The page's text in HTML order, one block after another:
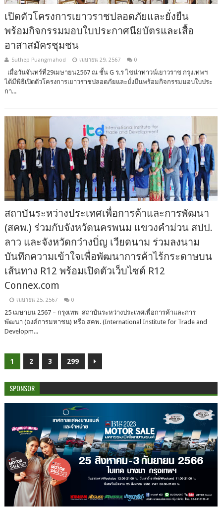
เปิดตัวโครงการเยาวราชปลอดภัยและยั่งยืน
พร้อมกิจกรรมมอบใบประกาศนียบัตรและเสื้อ
อาสาสมัครชุมชน
Suthep Puangmahod เมษายน 29, 2567 0
เมื่อวันจันทร์ที่29เมษายน2567 ณ ชั้น G ร.ร ไชน่าทาวน์เยาวราช กรุงเทพฯ
ได้มีพิธีเปิดตัวโครงการเยาวราชปลอดภัยและยั่งยืนพร้อมกิจกรรมมอบใบประ
กา...
สถาบันระหว่างประเทศเพื่อการค้าและการพัฒนา
(สคพ.) ร่วมกับจังหวัดนครพนม แขวงคำม่วน สปป.
ลาว และจังหวัดกว๋างบิ่ญ เวียดนาม ร่วมลงนาม
บันทึกความเข้าใจเพื่อพัฒนาการค้าไร้กระดาษบน
เส้นทาง R12 พร้อมเปิดตัวเว็บไซต์ R12
Connex.com
เมษายน 25, 2567 0
25 เมษายน 2567 – กรุงเทพ สถาบันระหว่างประเทศเพื่อการค้าและการ
พัฒนา (องค์การมหาชน) หรือ สคพ. (International Institute for Trade and
Developm...
1 2 3 299
SPONSOR